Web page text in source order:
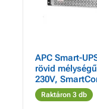
APC Smart-
rövid
230V,
(600W), 2U,
mélyen
Raktáron 3 db